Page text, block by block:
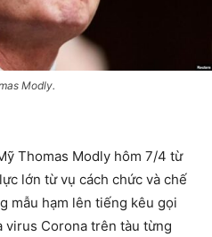
Modly.
Thomas Modly hôm 7/4 từ
lớn từ vụ cách chức và chế
mẫu hạm lên tiếng kêu gọi
virus Corona trên tàu từng